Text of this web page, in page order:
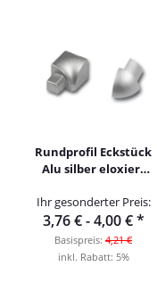
Rundprofil Eckstück
Alu silber eloxiert
Ihr gesonderter Preis:
3,76 € -4,00 €*
Basispreis: 4,21 €
inkl. Rabatt: 5%